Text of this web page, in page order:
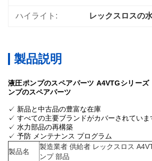
ハイライト: レックスロスの
製品説明
液圧ポンプのスペアパーツ A4VTGシリーズ
ンプのスペアパーツ
✓ 新品と中古品の豊富な在庫
✓ すべての主要ブランドがカバーされていま
✓ 水力部品の再構築
✓ 予防 メンテナンス プログラム
製品名
製造業者 供給者 レックスロス
ンプ 部品